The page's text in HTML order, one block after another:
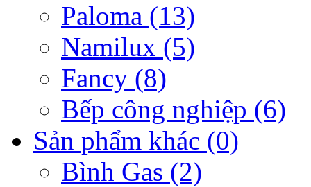
Paloma (13)
Namilux (5)
Fancy (8)
Bếp công nghiệp (6)
Sản phẩm khác (0)
Bình Gas (2)